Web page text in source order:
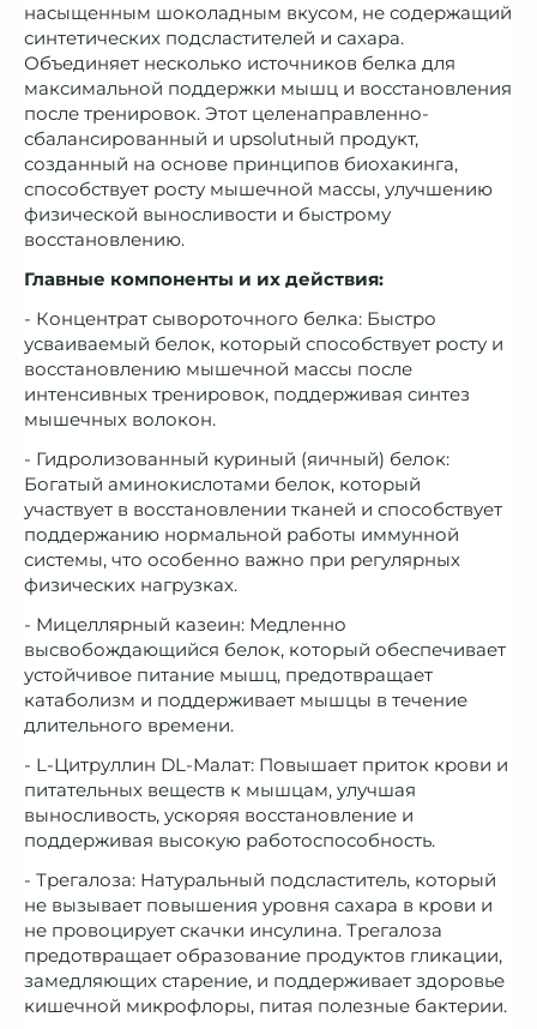
насыщенным шоколадным вкусом, не содержащий
синтетических подсластителей и сахара.
Объединяет несколько источников белка для
максимальной поддержки мышц и восстановления
после тренировок. Этот целенаправленно-
сбалансированный и upsolutный продукт,
созданный на основе принципов биохакинга,
способствует росту мышечной массы, улучшению
физической выносливости и быстрому
восстановлению.
Главные компоненты и их действия:
- Концентрат сывороточного белка: Быстро
усваиваемый белок, который способствует росту и
восстановлению мышечной массы после
интенсивных тренировок, поддерживая синтез
мышечных волокон.
- Гидролизованный куриный (яичный) белок:
Богатый аминокислотами белок, который
участвует в восстановлении тканей и способствует
поддержанию нормальной работы иммунной
системы, что особенно важно при регулярных
физических нагрузках.
- Мицеллярный казеин: Медленно
высвобождающийся белок, который обеспечивает
устойчивое питание мышц, предотвращает
катаболизм и поддерживает мышцы в течение
длительного времени.
- L-Цитруллин DL-Малат: Повышает приток крови и
питательных веществ к мышцам, улучшая
выносливость, ускоряя восстановление и
поддерживая высокую работоспособность.
- Трегалоза: Натуральный подсластитель, который
не вызывает повышения уровня сахара в крови и
не провоцирует скачки инсулина. Трегалоза
предотвращает образование продуктов гликации,
замедляющих старение, и поддерживает здоровье
кишечной микрофлоры, питая полезные бактерии.